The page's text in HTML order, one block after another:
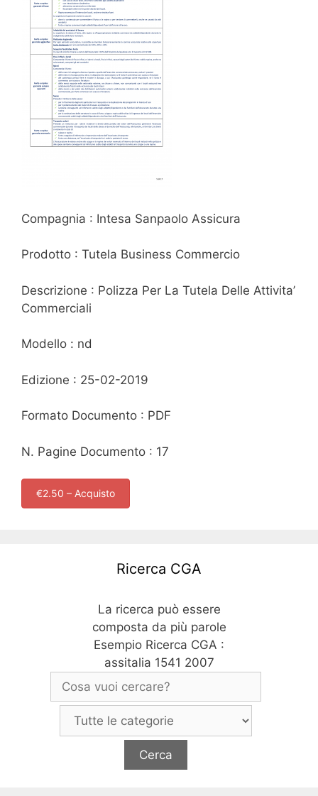
Compagnia : Intesa Sanpaolo Assicura
Prodotto : Tutela Business Commercio
Descrizione : Polizza Per La Tutela Delle Attivita’
Commerciali
Modello : nd
Edizione : 25-02-2019
Formato Documento : PDF
N. Pagine Documento : 17
€2.50 – Acquisto
Ricerca CGA
La ricerca può essere
composta da più parole
Esempio Ricerca CGA :
assitalia 1541 2007